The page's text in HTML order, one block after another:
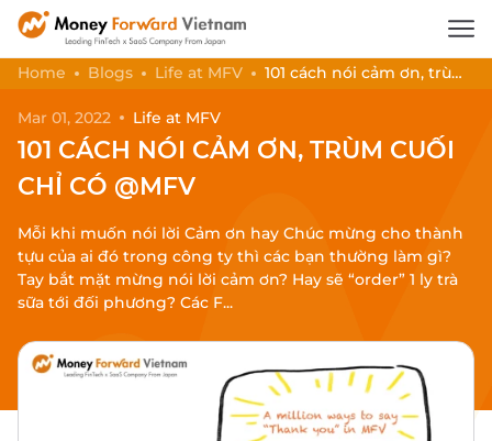
Home Blogs Life at MFV
101 cách nói cảm ơn, trùm
Mar 01, 2022
Life at MFV
101 CÁCH NÓI CẢM ƠN, TRÙM CUỐI
CHỈ CÓ @MFV
Mỗi khi muốn nói lời Cảm ơn hay Chúc mừng cho thành
tựu của ai đó trong công ty thì các bạn thường làm gì?
Tay bắt mặt mừng nói lời cảm ơn? Hay sẽ “order” 1 ly trà
sữa tới đối phương? Các F...